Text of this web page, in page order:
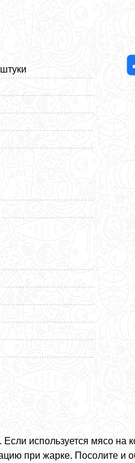
используется мясо на
при жарке. Посолите и